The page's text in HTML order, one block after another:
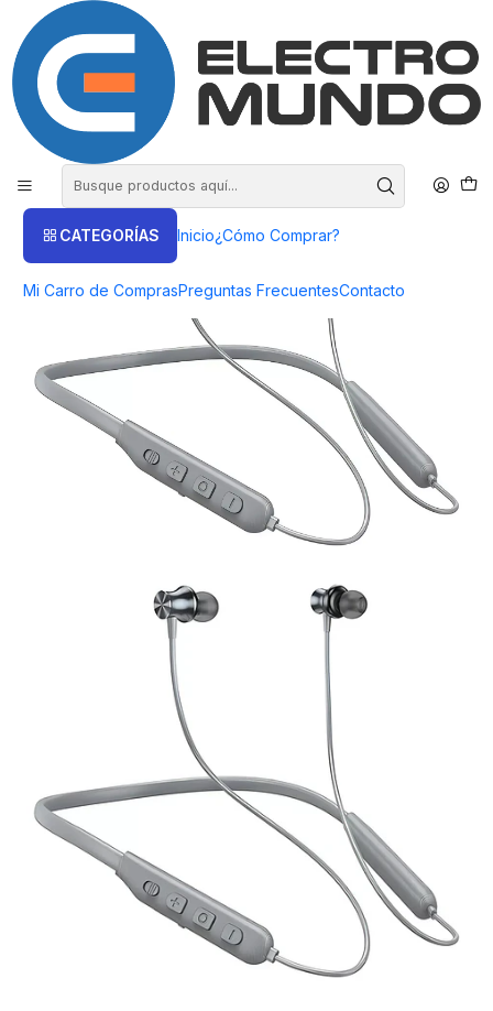
CATEGORÍAS Inicio¿Cómo Comprar?
Mi Carro de ComprasPreguntas FrecuentesContacto
COMPRA HASTA EN 3 CUOTAS SIN INTERES
Inicio Productos AUDIO Audífonos Bluetooth
Audífonos Bluetooth Hoco ES64 Sports.